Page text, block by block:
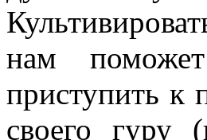
нам
приступить к
своего гуру